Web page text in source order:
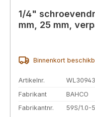
1/4"
mm, 25 mm,
Binnenkort
Artikelnr.
WL30943
Fabrikant
BAHCO
Fabrikantnr.
59S/1.0-